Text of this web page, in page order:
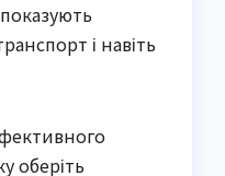
і навіть
оберіть